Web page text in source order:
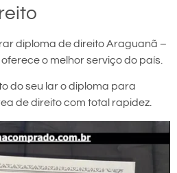
diploma de direito Araguanã –
o melhor serviço do país.
do seu lar o diploma para
de direito com total rapidez.